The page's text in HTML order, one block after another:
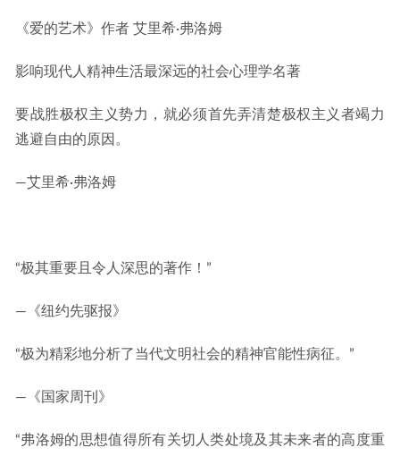
《爱的艺术》作者 艾里希·弗洛姆
影响现代人精神生活最深远的社会心理学名著
要战胜极权主义势力，就必须首先弄清楚极权主义者竭力
逃避自由的原因。
—艾里希·弗洛姆
“极其重要且令人深思的著作！”
—《纽约先驱报》
“极为精彩地分析了当代文明社会的精神官能性病征。”
—《国家周刊》
“弗洛姆的思想值得所有关切人类处境及其未来者的高度重